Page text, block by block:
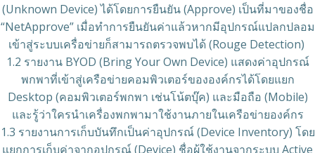
(Unknown Device) ได้โดยการยืนยัน (Approve) เป็นที่มาของชื่อ
“NetApprove” เมื่อทำการยืนยันค่าแล้วหากมีอุปกรณ์แปลกปลอม
เข้าสู่ระบบเครื่อข่ายก็สามารถตรวจพบได้ (Rouge Detection)
1.2 รายงาน BYOD (Bring Your Own Device) แสดงค่าอุปกรณ์
พกพาที่เข้าสู่เครือข่ายคอมพิวเตอร์ขององค์กรได้โดยแยก
Desktop (คอมพิวเตอร์พกพา เช่นโน้ตบุ๊ค) และมือถือ (Mobile)
และรู้ว่าใครนำเครื่องพกพามาใช้งานภายในเครือข่ายองค์กร
1.3 รายงานการเก็บบันทึกเป็นค่าอุปกรณ์ (Device Inventory) โดย
แยกการเก็บค่าจากอุปกรณ์ (Device) ชื่อผู้ใช้งานจากระบบ Active